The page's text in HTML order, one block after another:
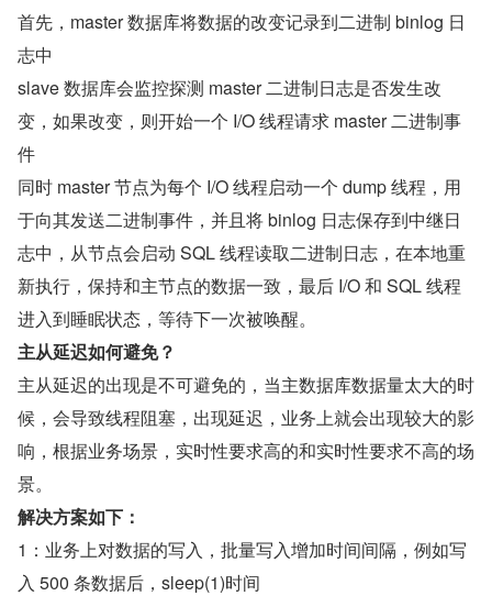
首先，master 数据库将数据的改变记录到二进制 binlog 日
志中
slave 数据库会监控探测 master 二进制日志是否发生改
变，如果改变，则开始一个 I/O 线程请求 master 二进制事
件
同时 master 节点为每个 I/O 线程启动一个 dump 线程，用
于向其发送二进制事件，并且将 binlog 日志保存到中继日
志中，从节点会启动 SQL 线程读取二进制日志，在本地重
新执行，保持和主节点的数据一致，最后 I/O 和 SQL 线程
进入到睡眠状态，等待下一次被唤醒。
主从延迟如何避免？
主从延迟的出现是不可避免的，当主数据库数据量太大的时
候，会导致线程阻塞，出现延迟，业务上就会出现较大的影
响，根据业务场景，实时性要求高的和实时性要求不高的场
景。
解决方案如下：
1：业务上对数据的写入，批量写入增加时间间隔，例如写
入 500 条数据后，sleep(1)时间